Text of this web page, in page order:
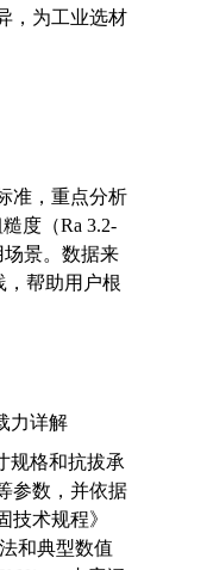
，为工业选材
准，重点分析
度（Ra 3.2-
场景。数据来
，帮助用户根
力详解
规格和抗拔承
参数，并依据
技术规程》
和典型数值